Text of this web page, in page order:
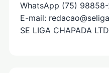
WhatsApp (75)
E-mail:
SE LIGA CHAPADA